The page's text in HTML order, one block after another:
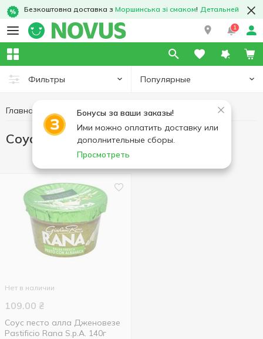
Безкоштовна доставка з Моршинська зі смаком! Детальней
1
Фильтры Популярные
Бонусы за ваши заказы!
Ими можно оплатить доставку или
дополнительные сборы.
Просмотреть
Главная Кулинария Соусы
Соусы
Нет в наличии
109.00 ₴
Соус песто алла Дженовезе
Pastificio Rana S.p.A. 140г